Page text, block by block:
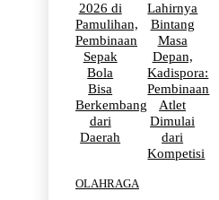
2026 di
Pamulihan,
Pembinaan
Sepak
Bola
Bisa
Berkembang
dari
Daerah
Lahirnya
Bintang
Masa
Depan,
Kadispora:
Pembinaan
Atlet
Dimulai
dari
Kompetisi
OLAHRAGA